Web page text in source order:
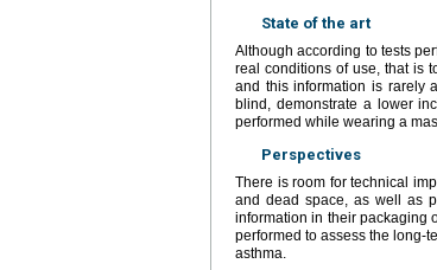
State of the art
Although according to tests
real conditions of use, that is
and this information is rarely
blind, demonstrate a lower
performed while wearing a
Perspectives
There is room for technical
and dead space, as well as
information in their packaging
performed to assess the long-
asthma.